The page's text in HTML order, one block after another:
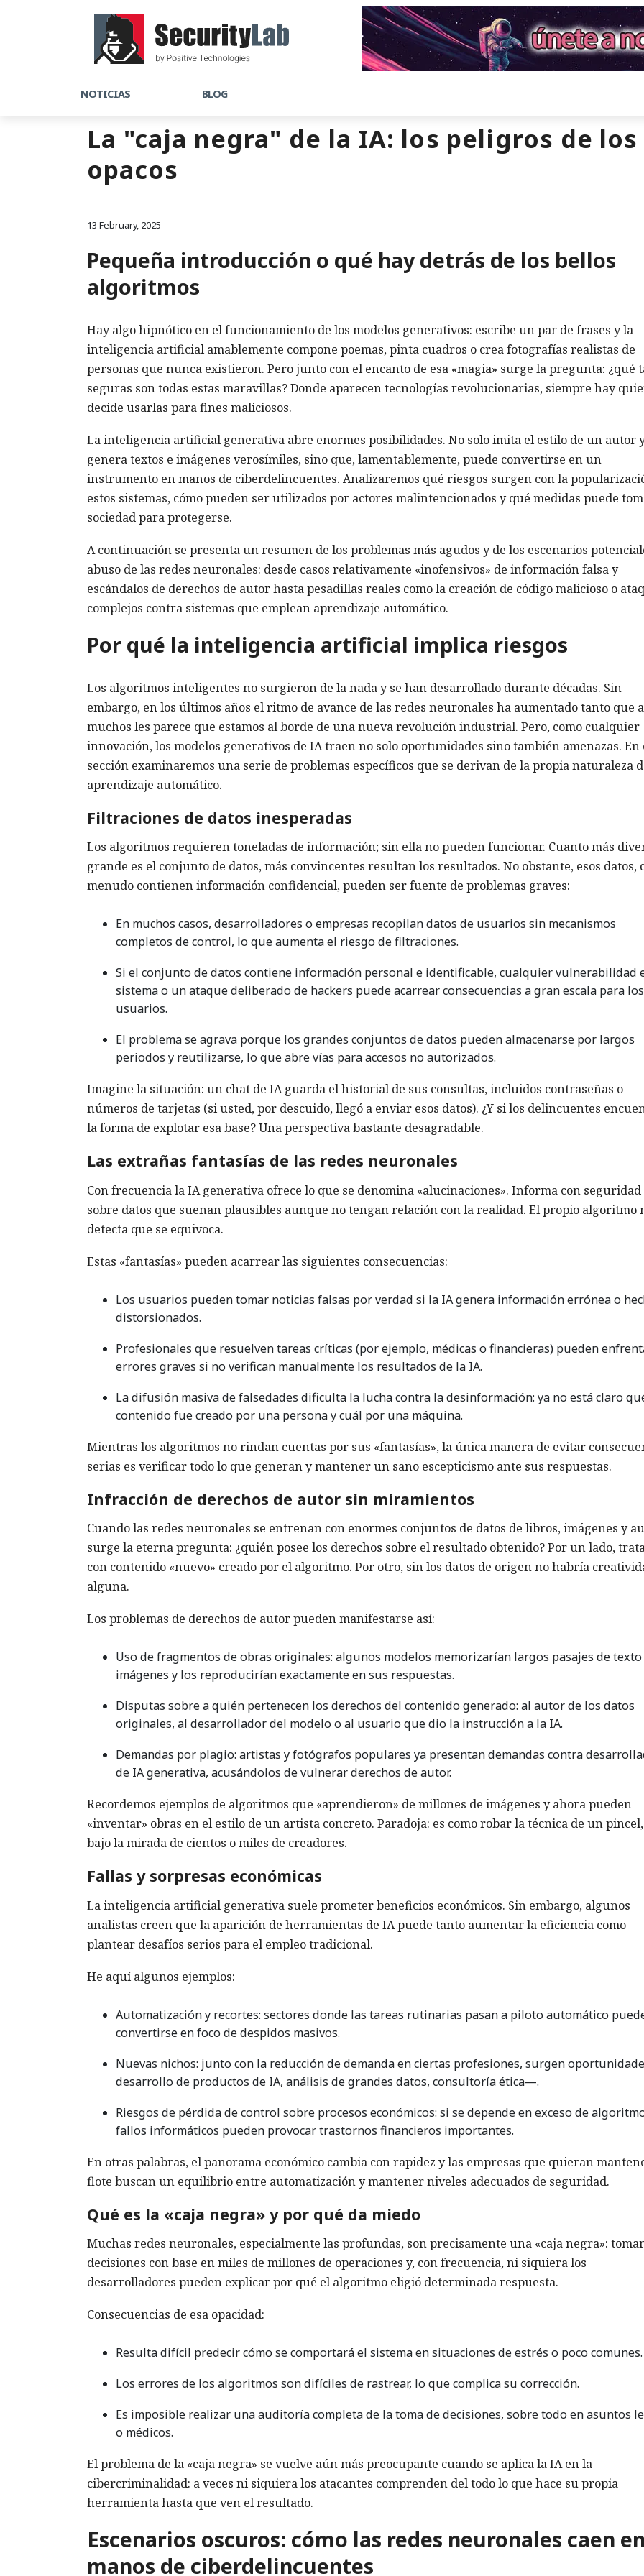
NOTICIAS BLOG
La "caja negra" de la IA: los peligros de
opacos
13 February, 2025
Pequeña introducción o qué hay detrás de los bellos
algoritmos
Hay algo hipnótico en el funcionamiento de los modelos generativos: escribe un par de frases y la
inteligencia artificial amablemente compone poemas, pinta cuadros o crea fotografías realistas de
personas que nunca existieron. Pero junto con el encanto de esa «magia» surge la pregunta: ¿qué
seguras son todas estas maravillas? Donde aparecen tecnologías revolucionarias, siempre hay
decide usarlas para fines maliciosos.
La inteligencia artificial generativa abre enormes posibilidades. No solo imita el estilo de un autor
genera textos e imágenes verosímiles, sino que, lamentablemente, puede convertirse en un
instrumento en manos de ciberdelincuentes. Analizaremos qué riesgos surgen con la
estos sistemas, cómo pueden ser utilizados por actores malintencionados y qué medidas puede
sociedad para protegerse.
A continuación se presenta un resumen de los problemas más agudos y de los escenarios
abuso de las redes neuronales: desde casos relativamente «inofensivos» de información falsa y
escándalos de derechos de autor hasta pesadillas reales como la creación de código malicioso o
complejos contra sistemas que emplean aprendizaje automático.
Por qué la inteligencia artificial implica riesgos
Los algoritmos inteligentes no surgieron de la nada y se han desarrollado durante décadas. Sin
embargo, en los últimos años el ritmo de avance de las redes neuronales ha aumentado tanto que a
muchos les parece que estamos al borde de una nueva revolución industrial. Pero, como cualquier
innovación, los modelos generativos de IA traen no solo oportunidades sino también amenazas. En
sección examinaremos una serie de problemas específicos que se derivan de la propia naturaleza
aprendizaje automático.
Filtraciones de datos inesperadas
Los algoritmos requieren toneladas de información; sin ella no pueden funcionar. Cuanto más
grande es el conjunto de datos, más convincentes resultan los resultados. No obstante, esos datos,
menudo contienen información confidencial, pueden ser fuente de problemas graves:
En muchos casos, desarrolladores o empresas recopilan datos de usuarios sin mecanismos
completos de control, lo que aumenta el riesgo de filtraciones.
Si el conjunto de datos contiene información personal e identificable, cualquier vulnerabilidad
sistema o un ataque deliberado de hackers puede acarrear consecuencias a gran escala para los
usuarios.
El problema se agrava porque los grandes conjuntos de datos pueden almacenarse por largos
periodos y reutilizarse, lo que abre vías para accesos no autorizados.
Imagine la situación: un chat de IA guarda el historial de sus consultas, incluidos contraseñas o
números de tarjetas (si usted, por descuido, llegó a enviar esos datos). ¿Y si los delincuentes
la forma de explotar esa base? Una perspectiva bastante desagradable.
Las extrañas fantasías de las redes neuronales
Con frecuencia la IA generativa ofrece lo que se denomina «alucinaciones». Informa con seguridad
sobre datos que suenan plausibles aunque no tengan relación con la realidad. El propio algoritmo
detecta que se equivoca.
Estas «fantasías» pueden acarrear las siguientes consecuencias:
Los usuarios pueden tomar noticias falsas por verdad si la IA genera información errónea o
distorsionados.
Profesionales que resuelven tareas críticas (por ejemplo, médicas o financieras) pueden
errores graves si no verifican manualmente los resultados de la IA.
La difusión masiva de falsedades dificulta la lucha contra la desinformación: ya no está claro
contenido fue creado por una persona y cuál por una máquina.
Mientras los algoritmos no rindan cuentas por sus «fantasías», la única manera de evitar
serias es verificar todo lo que generan y mantener un sano escepticismo ante sus respuestas.
Infracción de derechos de autor sin miramientos
Cuando las redes neuronales se entrenan con enormes conjuntos de datos de libros, imágenes y
surge la eterna pregunta: ¿quién posee los derechos sobre el resultado obtenido? Por un lado,
con contenido «nuevo» creado por el algoritmo. Por otro, sin los datos de origen no habría
alguna.
Los problemas de derechos de autor pueden manifestarse así:
Uso de fragmentos de obras originales: algunos modelos memorizarían largos pasajes de
imágenes y los reproducirían exactamente en sus respuestas.
Disputas sobre a quién pertenecen los derechos del contenido generado: al autor de los datos
originales, al desarrollador del modelo o al usuario que dio la instrucción a la IA.
Demandas por plagio: artistas y fotógrafos populares ya presentan demandas contra
de IA generativa, acusándolos de vulnerar derechos de autor.
Recordemos ejemplos de algoritmos que «aprendieron» de millones de imágenes y ahora pueden
«inventar» obras en el estilo de un artista concreto. Paradoja: es como robar la técnica de un
bajo la mirada de cientos o miles de creadores.
Fallas y sorpresas económicas
La inteligencia artificial generativa suele prometer beneficios económicos. Sin embargo, algunos
analistas creen que la aparición de herramientas de IA puede tanto aumentar la eficiencia como
plantear desafíos serios para el empleo tradicional.
He aquí algunos ejemplos:
Automatización y recortes: sectores donde las tareas rutinarias pasan a piloto automático
convertirse en foco de despidos masivos.
Nuevas nichos: junto con la reducción de demanda en ciertas profesiones, surgen
desarrollo de productos de IA, análisis de grandes datos, consultoría ética—.
Riesgos de pérdida de control sobre procesos económicos: si se depende en exceso de
fallos informáticos pueden provocar trastornos financieros importantes.
En otras palabras, el panorama económico cambia con rapidez y las empresas que quieran
flote buscan un equilibrio entre automatización y mantener niveles adecuados de seguridad.
Qué es la «caja negra» y por qué da miedo
Muchas redes neuronales, especialmente las profundas, son precisamente una «caja negra»:
decisiones con base en miles de millones de operaciones y, con frecuencia, ni siquiera los
desarrolladores pueden explicar por qué el algoritmo eligió determinada respuesta.
Consecuencias de esa opacidad:
Resulta difícil predecir cómo se comportará el sistema en situaciones de estrés o poco comunes.
Los errores de los algoritmos son difíciles de rastrear, lo que complica su corrección.
Es imposible realizar una auditoría completa de la toma de decisiones, sobre todo en asuntos
o médicos.
El problema de la «caja negra» se vuelve aún más preocupante cuando se aplica la IA en la
cibercriminalidad: a veces ni siquiera los atacantes comprenden del todo lo que hace su propia
herramienta hasta que ven el resultado.
Escenarios oscuros: cómo las redes neuronales caen en
manos de ciberdelincuentes